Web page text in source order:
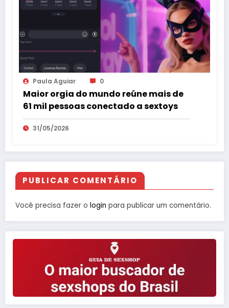
Paula Aguiar 0
Maior orgia do mundo reúne mais de
61 mil pessoas conectado a sextoys
31/05/2026
PUBLICAR COMENTÁRIO
Você precisa fazer o login para publicar um comentário.